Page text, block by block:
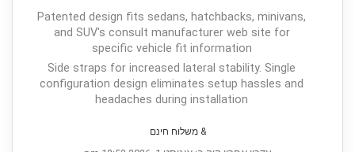
Patented design fits sedans, hatchbacks, minivans,
and SUV's consult manufacturer web site for
specific vehicle fit information
Side straps for increased lateral stability. Single
configuration design eliminates setup hassles and
headaches during installation
& משלוח חינם